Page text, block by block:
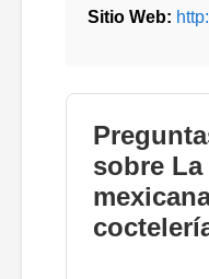
Sitio Web:
sobre